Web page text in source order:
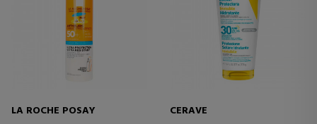
LA ROCHE POSAY
CERAVE